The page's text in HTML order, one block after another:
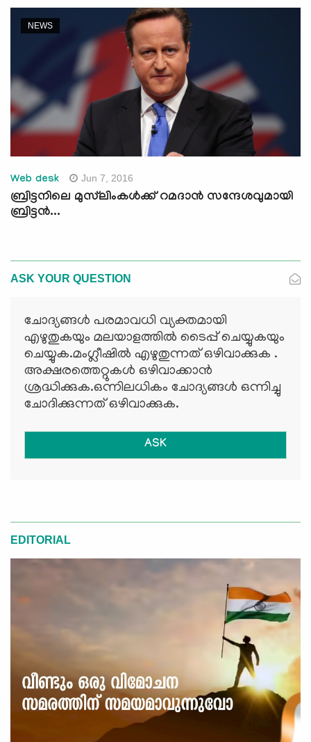
NEWS
Web desk Jun 7, 2016
ബ്രിട്ടനിലെ മുസ്‌ലിംകള്‍ക്ക് റമദാന്‍ സന്ദേശവുമായി
ബ്രിട്ടന്‍...
ASK YOUR QUESTION
ചോദ്യങ്ങള്‍ പരമാവധി വ്യക്തമായി
എഴുതുകയും മലയാളത്തില്‍ ടൈപ്പ് ചെയ്യുകയും
ചെയ്യുക.മംഗ്ലീഷില്‍ എഴുതുന്നത് ഒഴിവാക്കുക .
അക്ഷരത്തെറ്റുകള്‍ ഒഴിവാക്കാന്‍
ശ്രദ്ധിക്കുക.ഒന്നിലധികം ചോദ്യങ്ങള്‍ ഒന്നിച്ചു
ചോദിക്കുന്നത് ഒഴിവാക്കുക.
ASK
EDITORIAL